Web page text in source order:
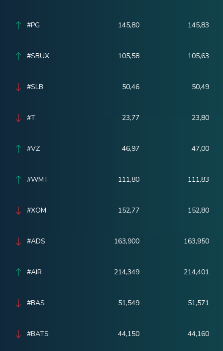
#PG 145,80 145,83
#SBUX 105,58 105,63
#SLB 50,46 50,49
#T 23,77 23,80
#VZ 46,97 47,00
#WMT 111,80 111,83
#XOM 152,77 152,80
#ADS 163,900 163,950
#AIR 214,349 214,401
#BAS 51,549 51,571
#BATS 44,150 44,160